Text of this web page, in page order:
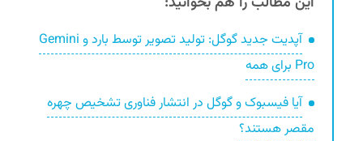
آپدیت جدید گوگل: تولید تصویر توسط بارد و Gemini
Pro برای همه
آیا فیسبوک و گوگل در انتشار فناوری تشخیص چهره
مقصر هستند؟